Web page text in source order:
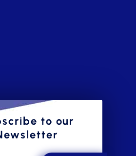
to our